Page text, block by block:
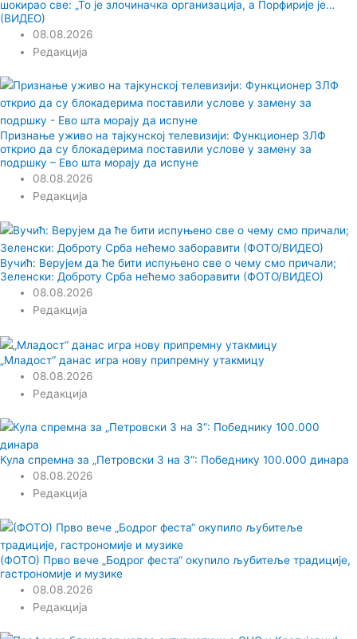
шокирао све: „То је злочиначка организација, а Порфирије је…
(ВИДЕО)
08.08.2026
Редакција
Признање уживо на тајкунској телевизији: Функционер ЗЛФ
открио да су блокадерима поставили услове у замену за
подршку – Ево шта морају да испуне
08.08.2026
Редакција
Вучић: Верујем да ће бити испуњено све о чему смо причали;
Зеленски: Доброту Срба нећемо заборавити (ФОТО/ВИДЕО)
08.08.2026
Редакција
„Младост“ данас игра нову припремну утакмицу
08.08.2026
Редакција
Кула спремна за „Петровски 3 на 3“: Победнику 100.000 динара
08.08.2026
Редакција
(ФОТО) Прво вече „Бодрог феста“ окупило љубитеље традиције,
гастрономије и музике
08.08.2026
Редакција